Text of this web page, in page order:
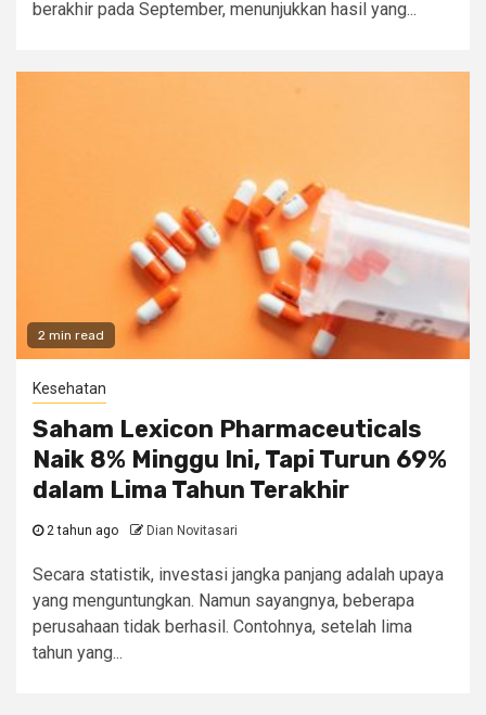
berakhir pada September, menunjukkan hasil yang...
2 min read
Kesehatan
Saham Lexicon Pharmaceuticals
Naik 8% Minggu Ini, Tapi Turun 69%
dalam Lima Tahun Terakhir
2 tahun ago Dian Novitasari
Secara statistik, investasi jangka panjang adalah upaya
yang menguntungkan. Namun sayangnya, beberapa
perusahaan tidak berhasil. Contohnya, setelah lima
tahun yang...